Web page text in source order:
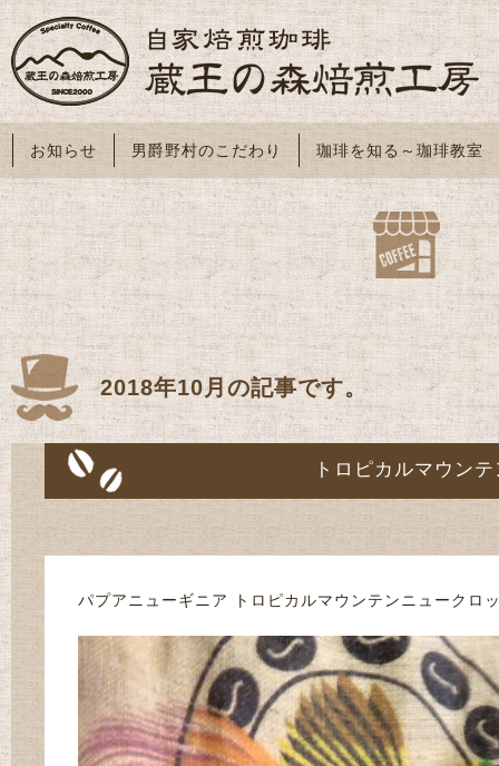
お知らせ 男爵野村のこだわり 珈琲を知る～珈琲教室
2018年10月の記事です。
トロピカルマウン
パプアニューギニア トロピカルマウンテンニュークロ